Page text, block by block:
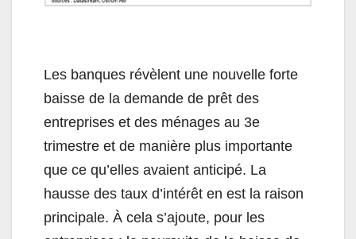
Les banques révèlent une nouvelle forte
baisse de la demande de prêt des
entreprises et des ménages au 3e
trimestre et de manière plus importante
que ce qu’elles avaient anticipé. La
hausse des taux d’intérêt en est la raison
principale. À cela s’ajoute, pour les